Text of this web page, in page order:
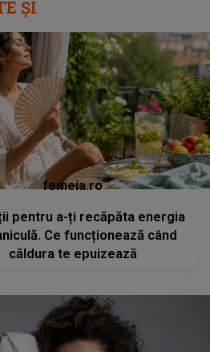
ȘI
femeia.ro
pentru a-ți recăpăta energia
Ce funcționează când
căldura te epuizează